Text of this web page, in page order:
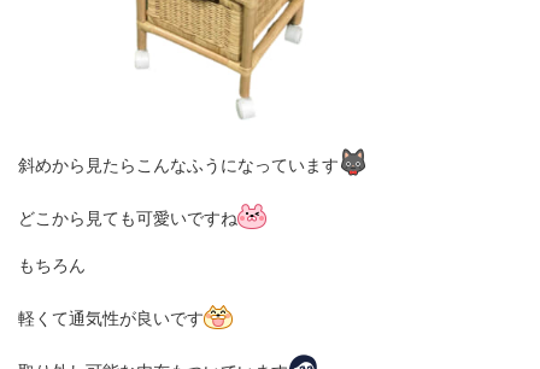
斜めから見たらこんなふうになっています
どこから見ても可愛いですね
もちろん
軽くて通気性が良いです